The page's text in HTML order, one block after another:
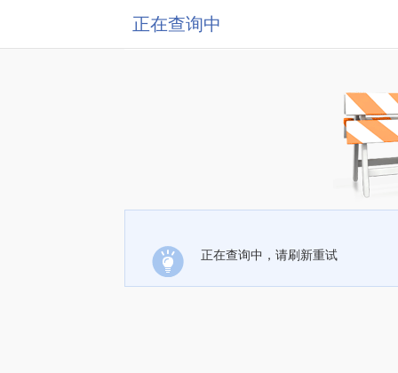
正在查询中
正在查询中，请刷新重试